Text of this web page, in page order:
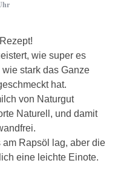
wie super es
stark das Ganze
hat.
von Naturgut
Naturell, und damit
am Rapsöl lag, aber die
eine leichte Einote.